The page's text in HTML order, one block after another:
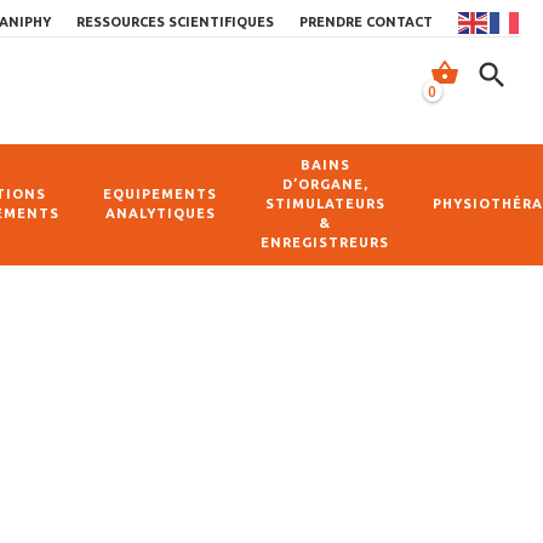
0
shopping_basket search
RESSOURCES SCIENTIFIQUES PRENDRE CONTACT
EQUIPEMENTS
ANALYTIQUES
BAINS
D’ORGANE,
STIMULATEURS
&
ENREGISTREURS